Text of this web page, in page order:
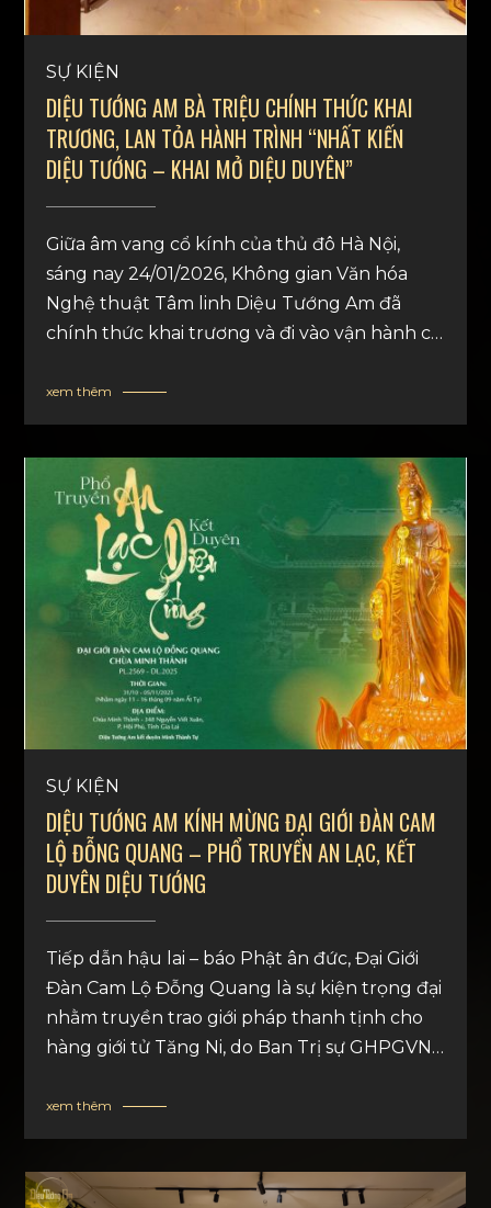
SỰ KIỆN
DIỆU TƯỚNG AM BÀ TRIỆU CHÍNH THỨC KHAI
TRƯƠNG, LAN TỎA HÀNH TRÌNH “NHẤT KIẾN
DIỆU TƯỚNG – KHAI MỞ DIỆU DUYÊN”
Giữa âm vang cổ kính của thủ đô Hà Nội,
sáng nay 24/01/2026, Không gian Văn hóa
Nghệ thuật Tâm linh Diệu Tướng Am đã
chính thức khai trương và đi vào vận hành cơ
đánh dấu bước tiến quan trọng và đầy cảm
xúc trên hành trình lan tỏa những tinh hoa
linh truyền thống.
xem thêm
SỰ KIỆN
DIỆU TƯỚNG AM KÍNH MỪNG ĐẠI GIỚI ĐÀN CAM
LỘ ĐỖNG QUANG – PHỔ TRUYỀN AN LẠC, KẾT
DUYÊN DIỆU TƯỚNG
Tiếp dẫn hậu lai – báo Phật ân đức, Đại Giới
Đàn Cam Lộ Đỗng Quang là sự kiện trọng đại
nhằm truyền trao giới pháp thanh tịnh cho
hàng giới tử Tăng Ni, do Ban Trị sự GHPGVN
xem thêm